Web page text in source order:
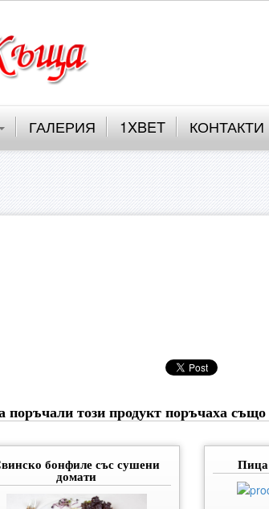
ГАЛЕРИЯ 1XBET КОНТАКТИ
поръчали този продукт поръчаха също
бонфиле със сушени
домати
Пица